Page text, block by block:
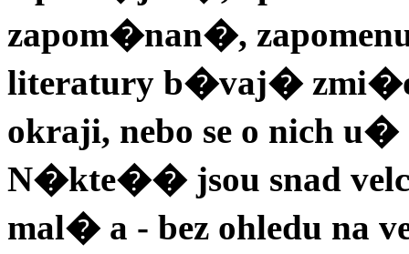
zapom�nan�,
literatury b�vaj�
okraji, nebo se o nich
N�kte�� jsou snad
mal� a - bez ohledu na